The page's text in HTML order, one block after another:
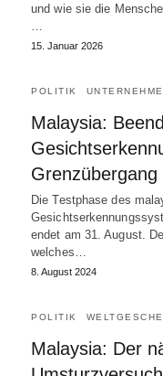
und wie sie die
…
15. Januar 2026
POLITIK
Malaysia:
Grenzübergang
Die Testphase des
endet am 31. August.
welches…
8. August 2024
POLITIK
Malaysia: Der